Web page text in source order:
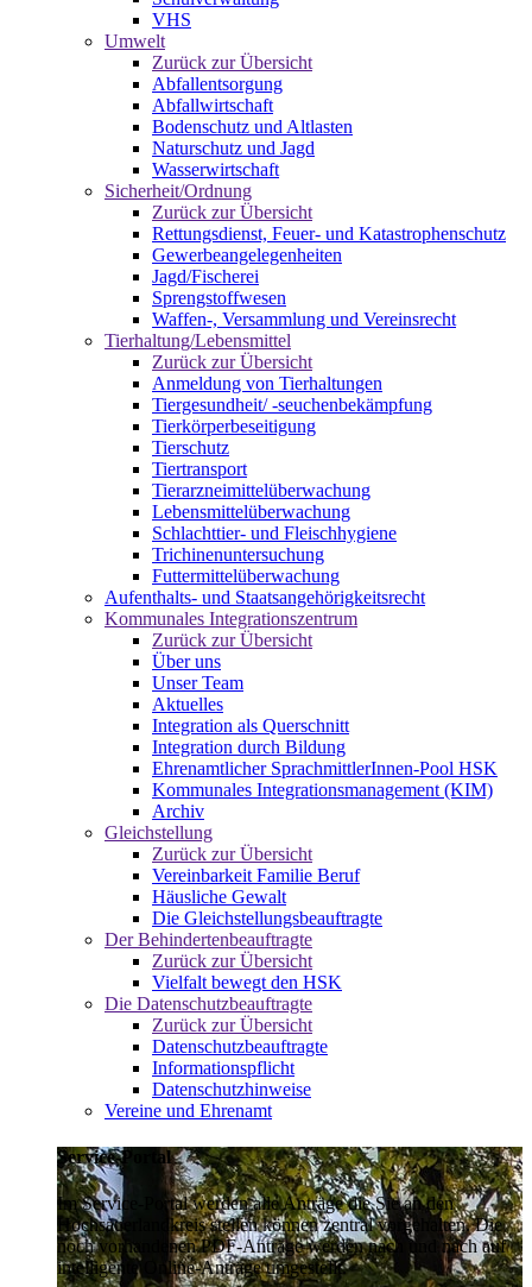
VHS
Umwelt
Zurück zur Übersicht
Abfallentsorgung
Abfallwirtschaft
Bodenschutz und Altlasten
Naturschutz und Jagd
Wasserwirtschaft
Sicherheit/Ordnung
Zurück zur Übersicht
Rettungsdienst, Feuer- und Katastrophenschutz
Gewerbeangelegenheiten
Jagd/Fischerei
Sprengstoffwesen
Waffen-, Versammlung und Vereinsrecht
Tierhaltung/Lebensmittel
Zurück zur Übersicht
Anmeldung von Tierhaltungen
Tiergesundheit/ -seuchenbekämpfung
Tierkörperbeseitigung
Tierschutz
Tiertransport
Tierarzneimittelüberwachung
Lebensmittelüberwachung
Schlachttier- und Fleischhygiene
Trichinenuntersuchung
Futtermittelüberwachung
Aufenthalts- und Staatsangehörigkeitsrecht
Kommunales Integrationszentrum
Zurück zur Übersicht
Über uns
Unser Team
Aktuelles
Integration als Querschnitt
Integration durch Bildung
Ehrenamtlicher SprachmittlerInnen-Pool HSK
Kommunales Integrationsmanagement (KIM)
Archiv
Gleichstellung
Zurück zur Übersicht
Vereinbarkeit Familie Beruf
Häusliche Gewalt
Die Gleichstellungsbeauftragte
Der Behindertenbeauftragte
Zurück zur Übersicht
Vielfalt bewegt den HSK
Die Datenschutzbeauftragte
Zurück zur Übersicht
Datenschutzbeauftragte
Informationspflicht
Datenschutzhinweise
Vereine und Ehrenamt
Service-Portal
Im Service-Portal werden alle Anträge die Sie an den
Hochsauerlandkreis stellen können zentral vorgehalten. Die
noch vorhandenen PDF-Anträge werden nach und nach auf
intelligente Online-Anträge umgestellt.